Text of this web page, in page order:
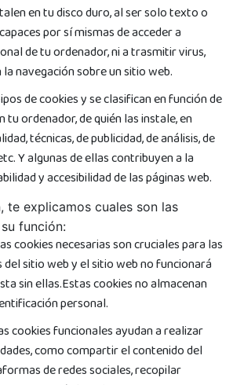
en tu disco duro, al ser solo texto o
por sí mismas de acceder a
de tu ordenador, ni a trasmitir virus,
navegación sobre un sitio web.
de cookies y se clasifican en función de
tu ordenador, de quién las instale, en
técnicas, de publicidad, de análisis, de
Y algunas de ellas contribuyen a la
y accesibilidad de las páginas web.
te explicamos cuales son las
función:
cookies necesarias son cruciales para las
sitio web y el sitio web no funcionará
sin ellas.Estas cookies no almacenan
personal.
cookies funcionales ayudan a realizar
como compartir el contenido del
de redes sociales, recopilar